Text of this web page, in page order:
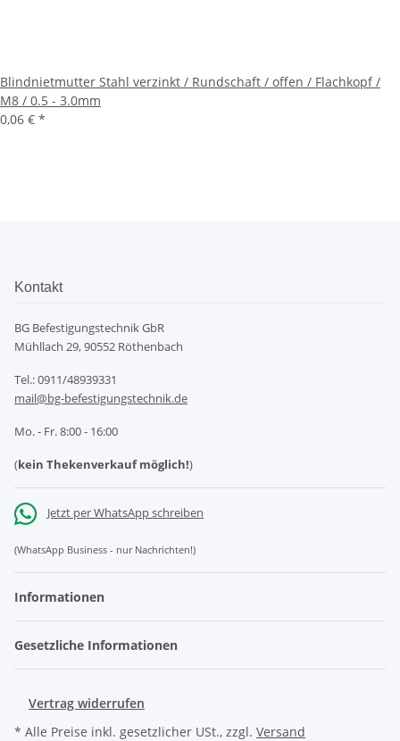
Blindnietmutter Stahl verzinkt / Rundschaft / offen / Flachkopf /
M8 / 0.5 - 3.0mm
0,06 € *
Kontakt
BG Befestigungstechnik GbR
Mühllach 29, 90552 Röthenbach
Tel.: 0911/48939331
mail@bg-befestigungstechnik.de
Mo. - Fr. 8:00 - 16:00
(kein Thekenverkauf möglich!)
Jetzt per WhatsApp schreiben
(WhatsApp Business - nur Nachrichten!)
Informationen
Gesetzliche Informationen
Vertrag widerrufen
* Alle Preise inkl. gesetzlicher USt., zzgl. Versand